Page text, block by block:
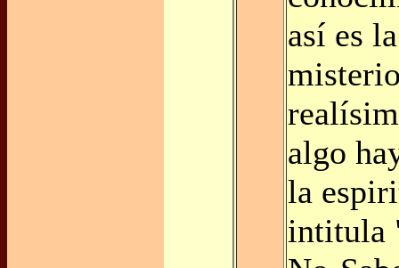
así es
algo
la
intitula